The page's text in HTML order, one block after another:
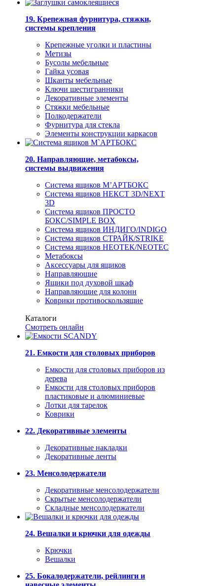
19. Крепежная фурнитура, стяжки,
системы крепления
Крепежные уголки и пластины
Метизы
Бусолы мебельные
Гайка усовая
Шканты мебельные
Ключи шестигранники
Декоративные элементы
Стяжки мебельные
Полкодержатели
Фурнитура для стекла
Элементы конструкции каркасов
20. Направляющие, метабоксы,
системы выдвижения
Система ящиков М’АРТБОКС
Система ящиков НЕКСТ 3D/NEXT
3D
Система ящиков ПРОСТО
БОКС/SIMPLE BOX
Система ящиков ИНДИГО/INDIGO
Система ящиков СТРАЙК/STRIKE
Система ящиков НЕОТЕК/NEOTEC
Метабоксы
Аксессуары для ящиков
Направляющие
Ящики под духовой шкаф
Направляющие для колонн
Коврики противоскользящие
Каталоги
Смотреть онлайн
21. Емкости для столовых приборов
Емкости для столовых приборов из
дерева
Емкости для столовых приборов
пластиковые и алюминиевые
Лотки для тарелок
Коврики
22. Декоративные элементы
Декоративные накладки
Декоративные ленты
23. Менсолодержатели
Декоративные менсолодержатели
Скрытые менсолодержатели
Складные менсолодержатели
24. Вешалки и крючки для одежды
Крючки
Вешалки
25. Бокалодержатели, рейлинги и